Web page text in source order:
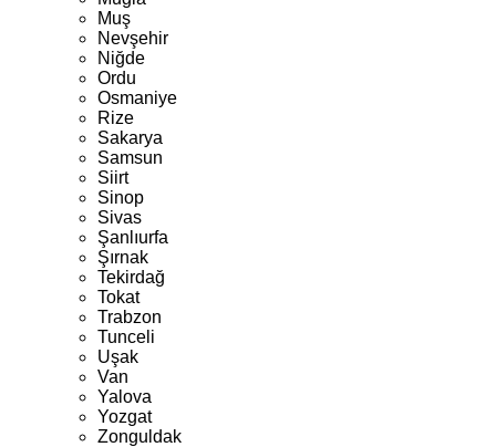
Muş
Nevşehir
Niğde
Ordu
Osmaniye
Rize
Sakarya
Samsun
Siirt
Sinop
Sivas
Şanlıurfa
Şırnak
Tekirdağ
Tokat
Trabzon
Tunceli
Uşak
Van
Yalova
Yozgat
Zonguldak